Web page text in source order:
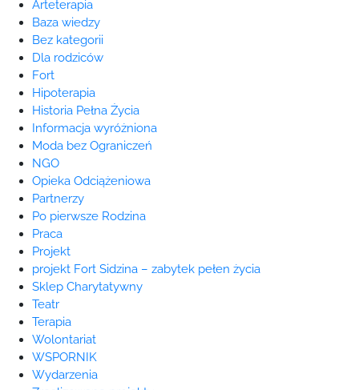
Arteterapia
Baza wiedzy
Bez kategorii
Dla rodziców
Fort
Hipoterapia
Historia Pełna Życia
Informacja wyróżniona
Moda bez Ograniczeń
NGO
Opieka Odciążeniowa
Partnerzy
Po pierwsze Rodzina
Praca
Projekt
projekt Fort Sidzina – zabytek pełen życia
Sklep Charytatywny
Teatr
Terapia
Wolontariat
WSPORNIK
Wydarzenia